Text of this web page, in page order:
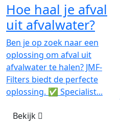
Hoe haal je afval
uit afvalwater?
Ben je op zoek naar een
oplossing om afval uit
afvalwater te halen? JMF-
Filters biedt de perfecte
oplossing. ✅ Specialist...
Bekijk